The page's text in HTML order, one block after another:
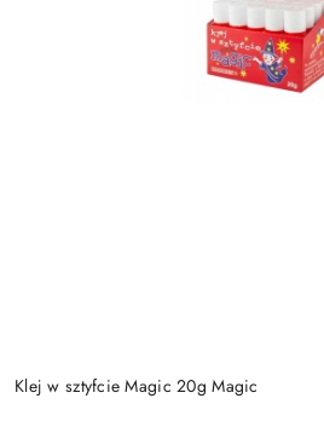
Klej w sztyfcie Magic 20g Magic